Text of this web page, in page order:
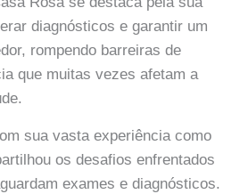
diagnósticos e garantir um
rompendo barreiras de
que muitas vezes afetam a
sua vasta experiência como
os desafios enfrentados
exames e diagnósticos.